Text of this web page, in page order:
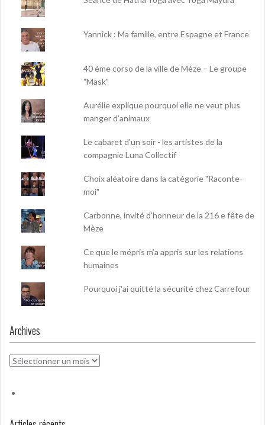
Yannick : Ma famille, entre Espagne et France
40 ème corso de la ville de Mèze – Le groupe
"Mask"
Aurélie explique pourquoi elle ne veut plus
manger d’animaux
Le cabaret d'un soir - les artistes de la
compagnie Luna Collectif
Choix aléatoire dans la catégorie "Raconte-
moi"
Carbonne, invité d'honneur de la 216 e fête de
Mèze
Ce que le mépris m’a appris sur les relations
humaines
Pourquoi j'ai quitté la sécurité chez Carrefour
Archives
Archives